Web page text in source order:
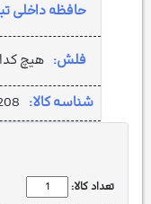
حافظه داخلی
فلش: هیچ
شناسه کالا:
تعداد کالا: